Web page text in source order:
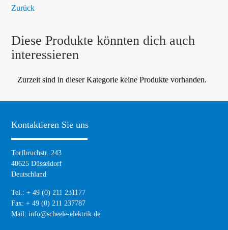
Zurück
Diese Produkte könnten dich auch
interessieren
Zurzeit sind in dieser Kategorie keine Produkte vorhanden.
Kontaktieren Sie uns
Torfbruchstr. 243
40625 Düsseldorf
Deutschland
Tel.: + 49 (0) 211 231177
Fax: + 49 (0) 211 237787
Mail:info@scheele-elektrik.de